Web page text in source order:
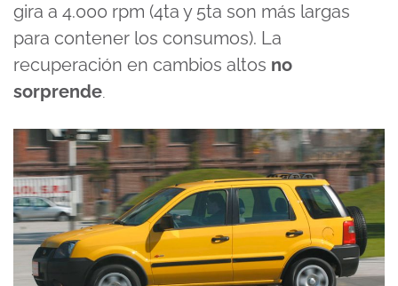
gira a 4.000 rpm (4ta y 5ta son más largas
para contener los consumos). La
recuperación en cambios altos no
sorprende.